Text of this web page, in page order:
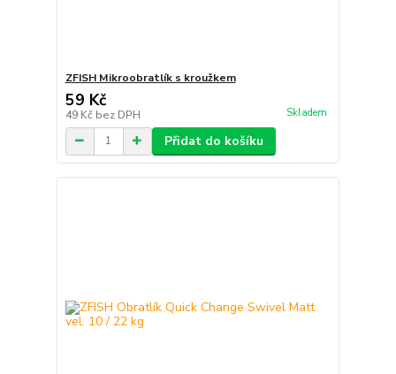
ZFISH Mikroobratlík s kroužkem
59 Kč
49 Kč bez DPH Skladem
Přidat do košíku